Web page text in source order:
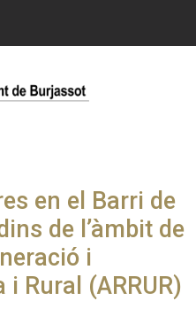
en el Barri de
de l’àmbit de
i
i Rural (ARRUR)